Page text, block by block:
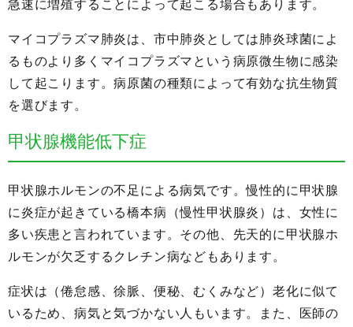
急速に増殖することによって起こる場合もあります。
マイコプラズマ肺炎は、市中肺炎としては肺炎球菌によ
るものより多くマイコプラズマという病原微生物に感染
して起こります。病原菌の種類によって有効な抗生物質
を選びます。
甲状腺機能低下症
甲状腺ホルモンの不足による病気です。慢性的に甲状腺
に炎症が起きている橋本病（慢性甲状腺炎）は、女性に
多い疾患と言われています。その他、先天的に甲状腺ホ
ルモンが欠乏するクレチン病などもあります。
症状は（倦怠感、徐脈、便秘、むくみなど）老化に似て
いるため、病気と気づかない人もいます。また、医師の